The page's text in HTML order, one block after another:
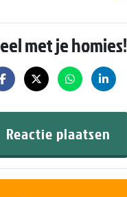
met je homies!
Reactie plaatsen